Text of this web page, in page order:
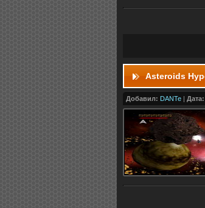
Asteroids
Добавил: DANTe | Дата: